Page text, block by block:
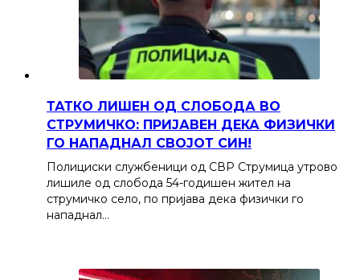
ТАТКО ЛИШЕН ОД СЛОБОДА ВО
СТРУМИЧКО: ПРИЈАВЕН ДЕКА ФИЗИЧКИ
ГО НАПАДНАЛ СВОЈОТ СИН!
Полициски службеници од СВР Струмица утрово
лишиле од слобода 54-годишен жител на
струмичко село, по пријава дека физички го
нападнал…